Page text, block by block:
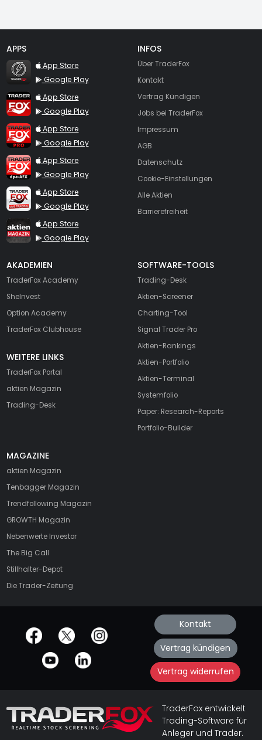
APPS
TraderFox Flash
App Store
Google Play
TraderFox App
App Store
Google Play
TraderFox Pro
App Store
Google Play
TraderFox dpa-AFX ProFeed
App Store
Google Play
TraderFox Live Trading
App Store
Google Play
TraderFox aktien Magazin
App Store
Google Play
INFOS
Über TraderFox
Kontakt
Vertrag Kündigen
Jobs bei TraderFox
Impressum
AGB
Datenschutz
Cookie-Einstellungen
Alle Aktien
Barrierefreiheit
AKADEMIEN
TraderFox Academy
SheInvest
Option Academy
TraderFox Clubhouse
WEITERE LINKS
TraderFox Portal
aktien Magazin
Trading-Desk
SOFTWARE-TOOLS
Trading-Desk
Aktien-Screener
Charting-Tool
Signal Trader Pro
Aktien-Rankings
Aktien-Portfolio
Aktien-Terminal
Systemfolio
Paper: Research-Reports
Portfolio-Builder
MAGAZINE
aktien Magazin
Tenbagger Magazin
Trendfollowing Magazin
GROWTH Magazin
Nebenwerte Investor
The Big Call
Stillhalter-Depot
Die Trader-Zeitung
offizielle Social Media-Accounts Kontakt
Vertrag kündigen
Vertrag widerrufen
TraderFox entwickelt
Trading-Software für
Anleger und Trader.